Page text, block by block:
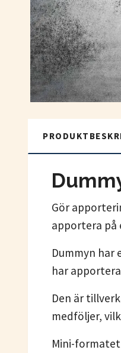
Gör
apportera på
Dummyn
har
Den är
medföljer,
Mini-